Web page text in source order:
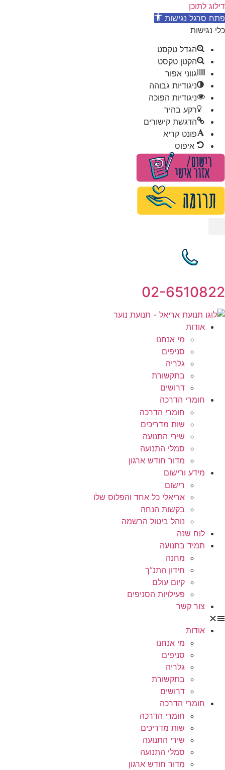
דילוג לתוכן
פתח סרגל נגישות
כלי נגישות
הגדל טקסט
הקטן טקסט
גווני אפור
ניגודיות גבוהה
ניגודיות הפוכה
רקע בהיר
הדגשת קישורים
פונט קריא
איפוס
דלג
לתוכן
02-6510822
אודות
מי אנחנו
סניפים
גלריה
בתקשורת
דרושים
חומרי הדרכה
חומרי הדרכה
שות מדריכים
שירי התנועה
סמלי התנועה
מדור חודש ארגון
מידע ורישום
רישום
אריאלי כל אחד והפלוס שלו
בקשות הנחה
נוהל ביטול הרשמה
לוח שנה
תמיד בתנועה
מחנה
חידון התנ”ך
קיום עולם
פעילויות הסניפים
צור קשר
אודות
מי אנחנו
סניפים
גלריה
בתקשורת
דרושים
חומרי הדרכה
חומרי הדרכה
שות מדריכים
שירי התנועה
סמלי התנועה
מדור חודש ארגון